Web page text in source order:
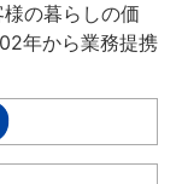
の暮らしの価
年から業務提携